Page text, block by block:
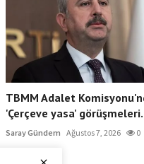
TBMM Adalet
'Çerçeve yasa'
Saray Gündem Ağustos 7, 2026 0